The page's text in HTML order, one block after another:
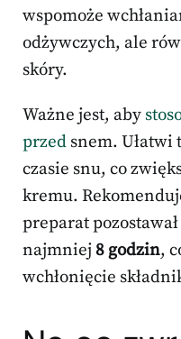
wspomoże
odżywczych, ale
skóry.
Ważne jest, aby
przed snem. Ułatwi
czasie snu, co
kremu.
preparat
najmniej8 godzin,
wchłonięcie